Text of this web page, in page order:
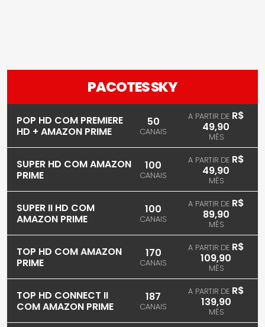
PACOTES SKY
POP HD COM PREMIERE
HD + AMAZON PRIME
50
CANAIS
A PARTIR DE R$
49,90
MÊS
SUPER HD COM AMAZON
PRIME
100
CANAIS
A PARTIR DE R$
49,90
MÊS
SUPER II HD COM
AMAZON PRIME
100
CANAIS
A PARTIR DE R$
89,90
MÊS
TOP HD COM AMAZON
PRIME
170
CANAIS
A PARTIR DE R$
109,90
MÊS
TOP HD CONNECT II
COM AMAZON PRIME
187
CANAIS
A PARTIR DE R$
139,90
MÊS